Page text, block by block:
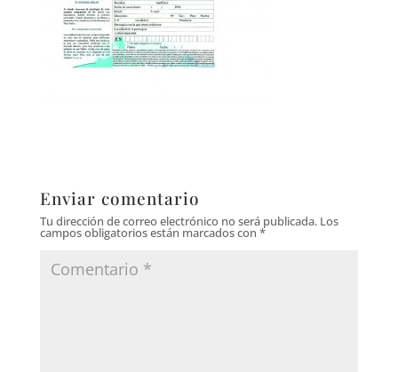
Enviar comentario
Tu dirección de correo electrónico no será publicada. Los
campos obligatorios están marcados con *